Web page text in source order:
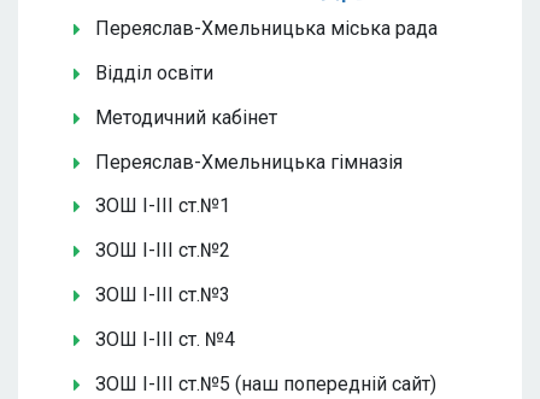
Переяслав-Хмельницька міська рада
Відділ освіти
Методичний кабінет
Переяслав-Хмельницька гімназія
ЗОШ І-ІІІ ст.№1
ЗОШ І-ІІІ ст.№2
ЗОШ І-ІІІ ст.№3
ЗОШ І-ІІІ ст. №4
ЗОШ І-ІІІ ст.№5 (наш попередній сайт)